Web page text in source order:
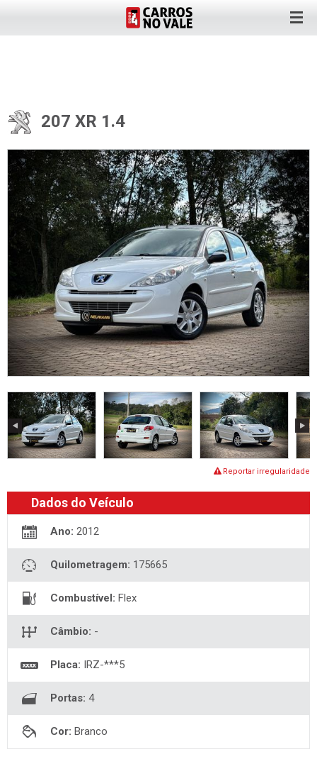
207 XR 1.4
Reportar irregularidade
Dados do Veículo
Ano: 2012
Quilometragem: 175665
Combustível: Flex
Câmbio: -
Placa: IRZ-***5
Portas: 4
Cor: Branco